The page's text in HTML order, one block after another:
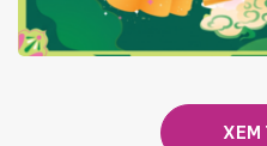
TRAO TẾT TRĂNG
XEM